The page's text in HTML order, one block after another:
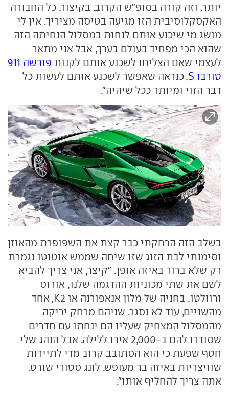
יותר. וזה קורה בסופ"ש הקרוב. בקיצור, כל החבורה
האקסקלוסיבית הזו מגיעה בטיסה מציריך. אין לי
מושג מי שיכנע אותם לנחות במסלול הנחיתה הזה
שהוא הכי מפחיד בעולם בערך, אבל אני מתאר
לעצמי שאם הצליחו לשכנע אותם לקנות
פורשה 911
טורבו S
, כנראה שאפשר לשכנע אותם לעשות כל
דבר הזוי ומיותר ככל שיהיה".
בשלב הזה הרחקתי כבר קצת את השפופרת מהאוזן
וסימנתי לבת הזוג שזו שיחה שממש אוטוטו נגמרת
רק שלא ברור באיזה אופן. "קיצר, אני צריך להביא
לשם את שתי מכוניות ההדגמה שלנו, אורוס
ורוולטו, בחניה של מלון אנאפורנה או K2, אחד
מהשניים, עוד לא נסגר. שניהם מרחק יריקה
מהמסלול המצחיק שעליו הם ינחתו עם חדרים
שסודרו להם ב-2,000 אירו ללילה. אבל הנהג שלי
חטף שפעת כי הוא הסתובב קרוב מדי לתיירות
שוויצריות באיזה בר מעופש. לונג סטורי שורט,
אתה צריך להחליף אותו".